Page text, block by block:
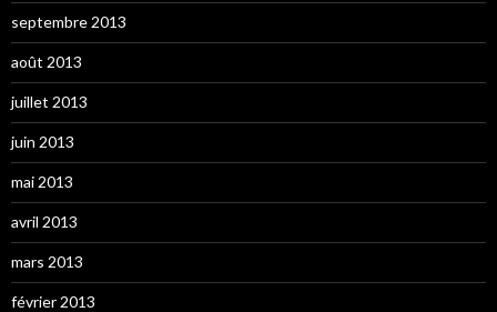
septembre 2013
août 2013
juillet 2013
juin 2013
mai 2013
avril 2013
mars 2013
février 2013